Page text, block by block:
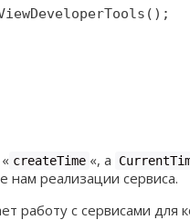
createTime «, а
нам реализации сервиса.
работу с сервисами для